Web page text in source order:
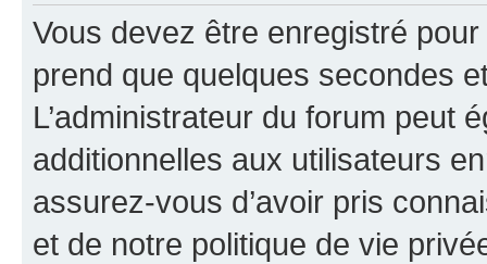
Vous devez être enregistré
prend que quelques secondes
L’administrateur du forum peut
additionnelles aux utilisateurs
assurez-vous d’avoir pris
et de notre politique de vie